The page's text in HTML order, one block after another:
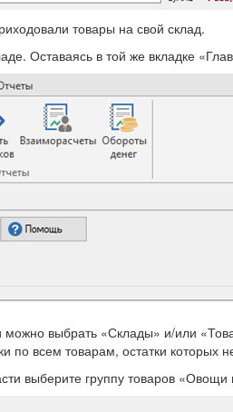
товары на свой склад.
Оставаясь в той же вкладке
выбрать «Склады» и/или
по всем товарам, остатки которых
выберите группу товаров «Овощи